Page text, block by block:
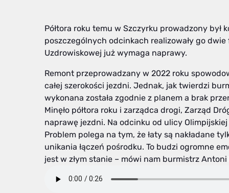
Półtora roku temu w Szczyrku prowadzony
poszczególnych odcinkach realizowały go
Uzdrowiskowej już wymaga naprawy.
Remont przeprowadzany w 2022 roku
całej szerokości jezdni. Jednak, jak twierdzi
wykonana została zgodnie z planem a brak
Minęło półtora roku i zarządca drogi, Zarząd
naprawę jezdni. Na odcinku od ulicy
Problem polega na tym, że łaty są nakładane
unikania łączeń pośrodku. To budzi ogromne
jest w złym stanie – mówi nam burmistrz Antoni